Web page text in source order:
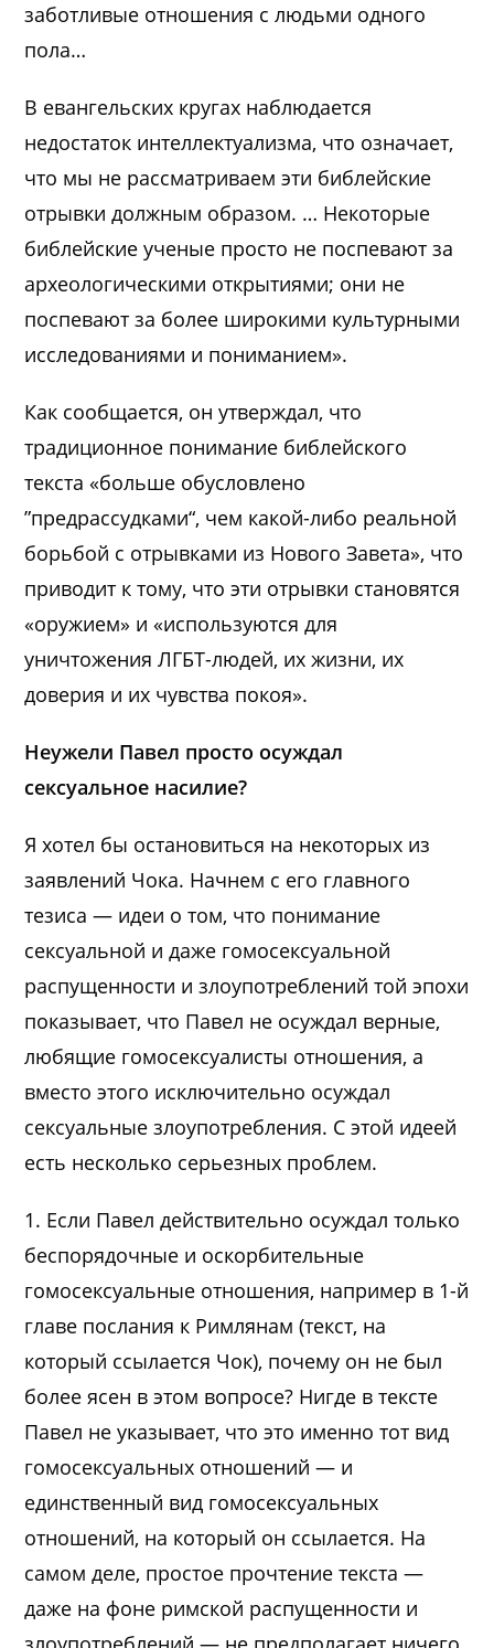
заботливые отношения с людьми одного
пола…
В евангельских кругах наблюдается
недостаток интеллектуализма, что означает,
что мы не рассматриваем эти библейские
отрывки должным образом. … Некоторые
библейские ученые просто не поспевают за
археологическими открытиями; они не
поспевают за более широкими культурными
исследованиями и пониманием».
Как сообщается, он утверждал, что
традиционное понимание библейского
текста «больше обусловлено
”предрассудками“, чем какой-либо реальной
борьбой с отрывками из Нового Завета», что
приводит к тому, что эти отрывки становятся
«оружием» и «используются для
уничтожения ЛГБТ-людей, их жизни, их
доверия и их чувства покоя».
Неужели Павел просто осуждал
сексуальное насилие?
Я хотел бы остановиться на некоторых из
заявлений Чока. Начнем с его главного
тезиса — идеи о том, что понимание
сексуальной и даже гомосексуальной
распущенности и злоупотреблений той эпохи
показывает, что Павел не осуждал верные,
любящие гомосексуалисты отношения, а
вместо этого исключительно осуждал
сексуальные злоупотребления. С этой идеей
есть несколько серьезных проблем.
1. Если Павел действительно осуждал только
беспорядочные и оскорбительные
гомосексуальные отношения, например в 1-й
главе послания к Римлянам (текст, на
который ссылается Чок), почему он не был
более ясен в этом вопросе? Нигде в тексте
Павел не указывает, что это именно тот вид
гомосексуальных отношений — и
единственный вид гомосексуальных
отношений, на который он ссылается. На
самом деле, простое прочтение текста —
даже на фоне римской распущенности и